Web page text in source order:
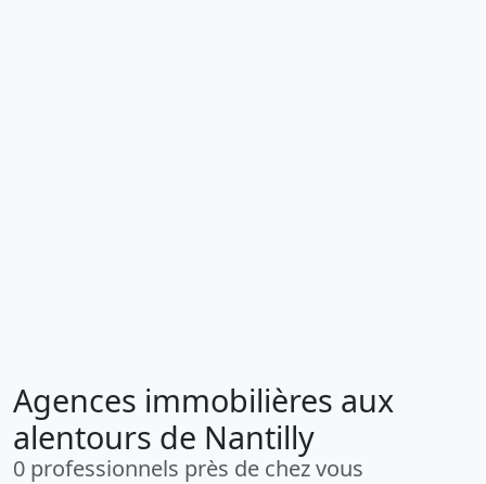
Agences immobilières aux
alentours de Nantilly
0 professionnels près de chez vous